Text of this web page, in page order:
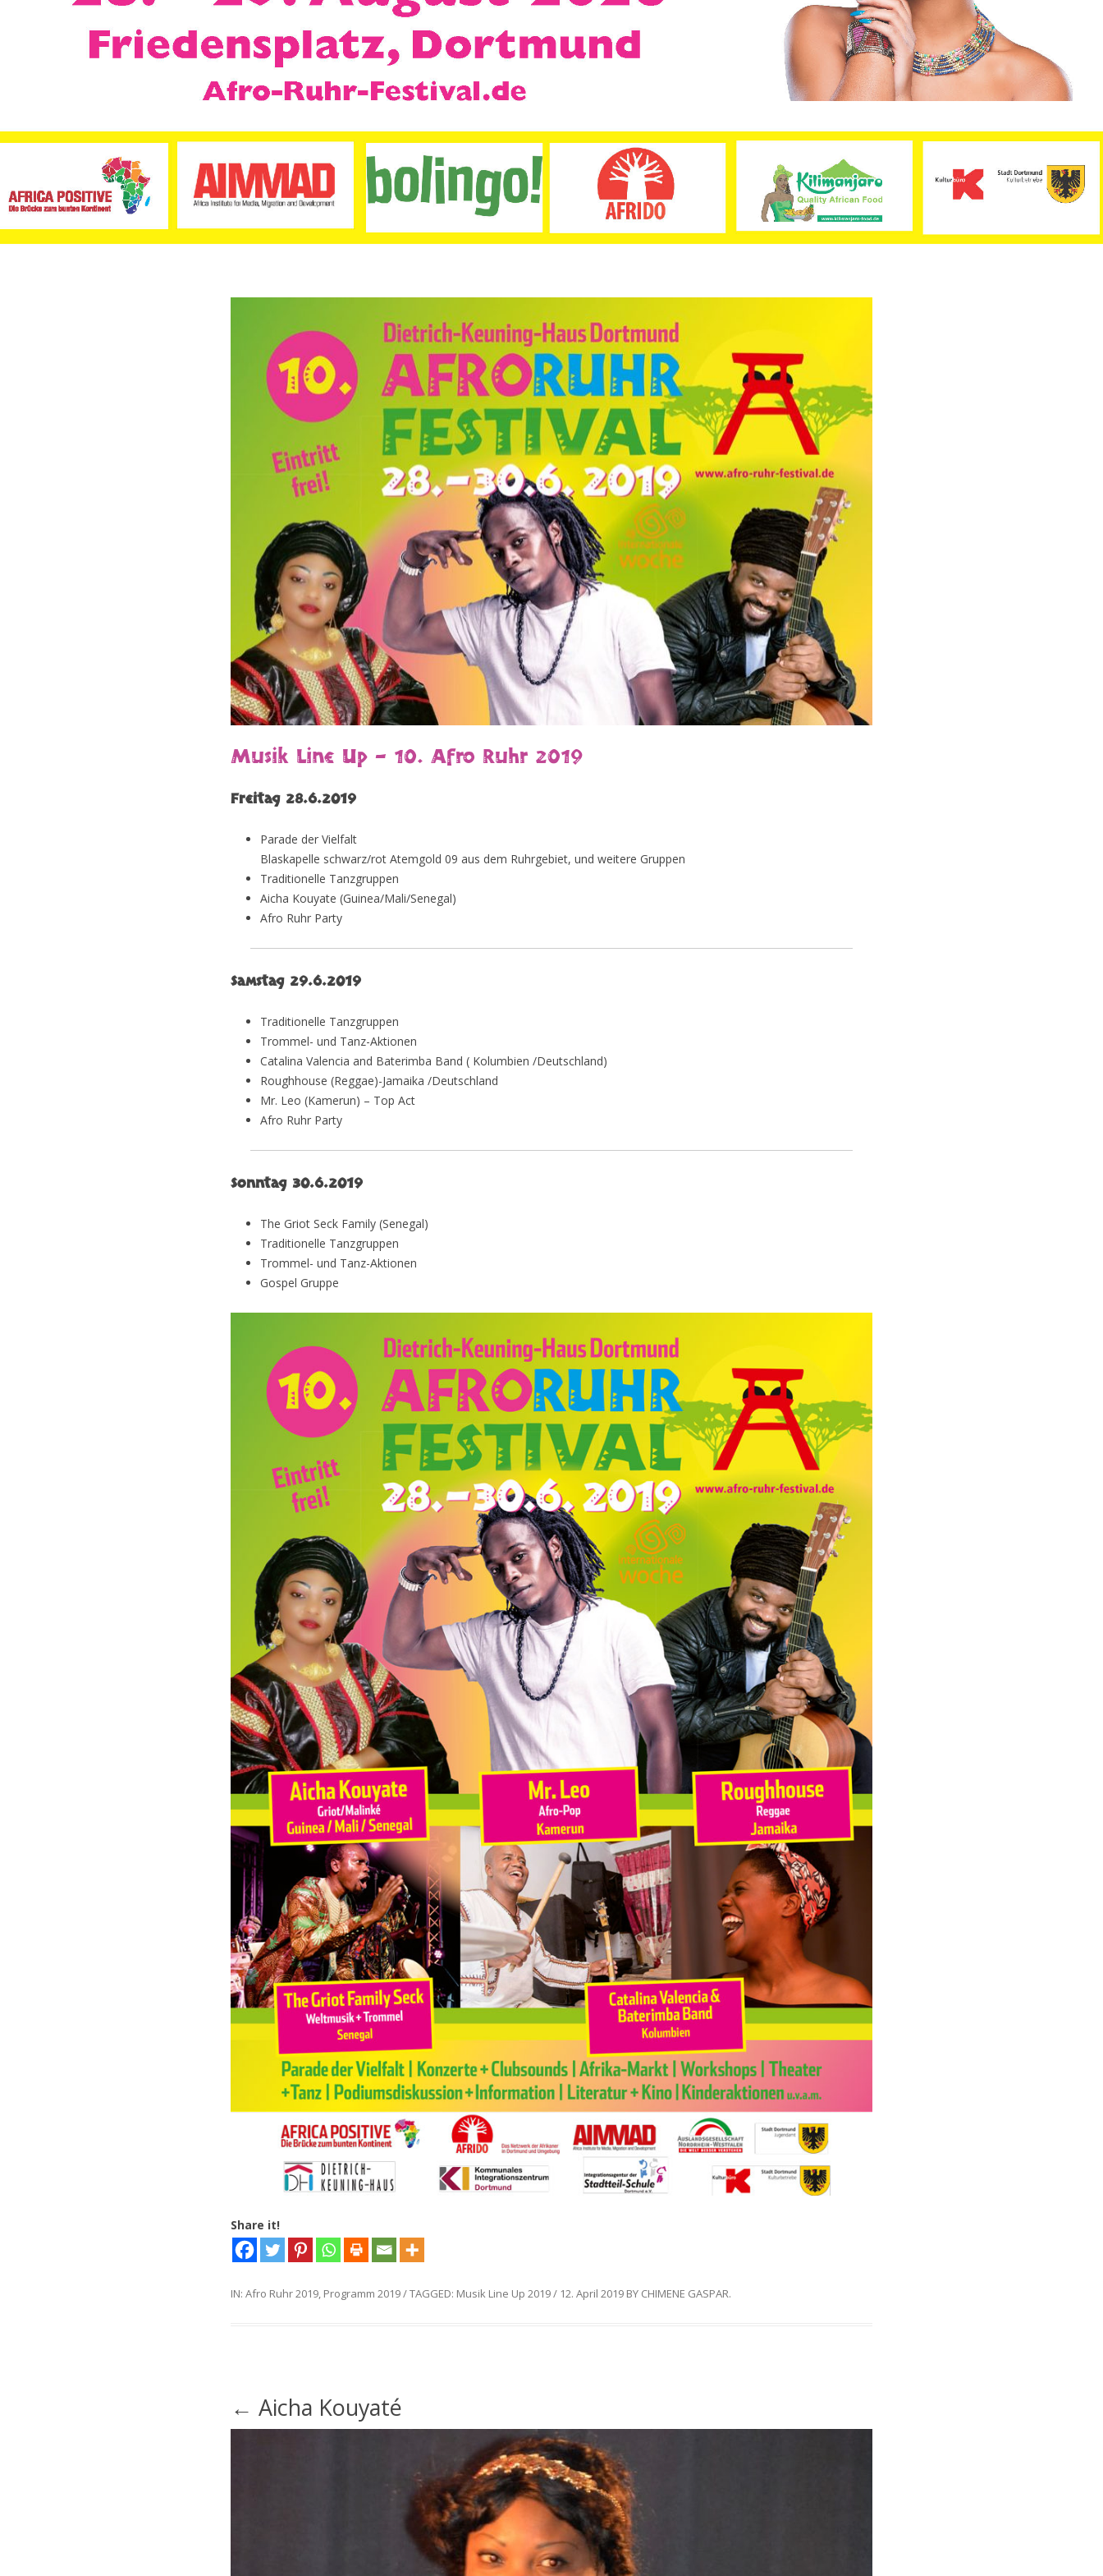
Musik Line Up – 10. Afro Ruhr 2019
Freitag 28.6.2019
Parade der Vielfalt
Blaskapelle schwarz/rot Atemgold 09 aus dem Ruhrgebiet, und weitere Gruppen
Traditionelle Tanzgruppen
Aicha Kouyate (Guinea/Mali/Senegal)
Afro Ruhr Party
Samstag 29.6.2019
Traditionelle Tanzgruppen
Trommel- und Tanz-Aktionen
Catalina Valencia and Baterimba Band ( Kolumbien /Deutschland)
Roughhouse (Reggae)-Jamaika /Deutschland
Mr. Leo (Kamerun) – Top Act
Afro Ruhr Party
Sonntag 30.6.2019
The Griot Seck Family (Senegal)
Traditionelle Tanzgruppen
Trommel- und Tanz-Aktionen
Gospel Gruppe
Share it!
IN: Afro Ruhr 2019, Programm 2019/TAGGED: Musik Line Up 2019/ 12. April 2019 BY CHIMENE GASPAR.
navigation
← Aicha Kouyaté